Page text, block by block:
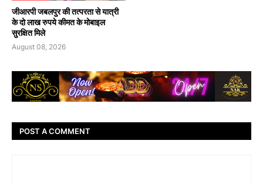
जीआरपी जबलपुर की तत्परता से यात्री
के दो लाख रुपये कीमत के मोबाइल
सुरक्षित मिले
August 08, 2026
POST A COMMENT